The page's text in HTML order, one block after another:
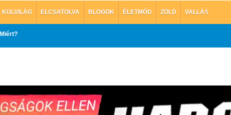
KÜLVILÁG ELCSATOLVA BLOGOK ÉLETMÓD ZÖLD VALLÁS
Miért?